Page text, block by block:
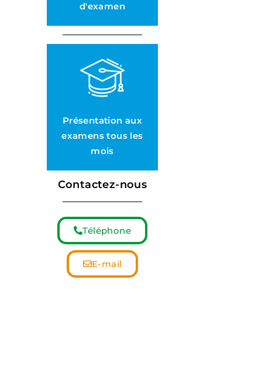
d'examen
Présentation aux
examens tous les
mois
Contactez-nous
Téléphone
E-mail